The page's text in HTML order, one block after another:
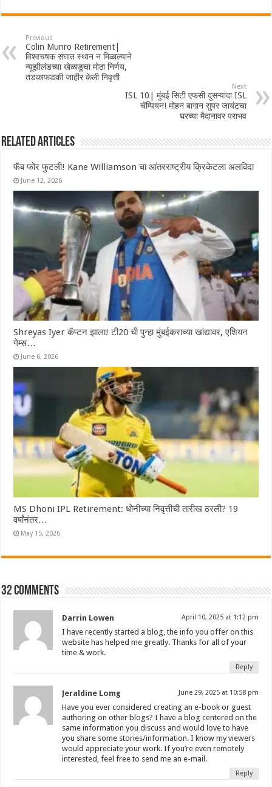
Previous
Colin Munro Retirement|
विश्वचषक संघात स्थान न मिळाल्याने
न्यूझीलंडच्या खेळाडूचा मोठा निर्णय,
तडकाफडकी जाहीर केली निवृत्ती
Next
ISL 10| मुंबई सिटी एफसी दुसऱ्यांदा ISL
चॅम्पियन! मोहन बागान सुपर जायंटचा
घरच्या मैदानावर पराभव
Related Articles
फॅब फोर फुटली! Kane Williamson चा आंतरराष्ट्रीय क्रिकेटला अलविदा
June 12, 2026
Shreyas Iyer कॅप्टन झाला! टी20 ची पुन्हा मुंबईकराच्या खांद्यावर, एशियन
गेम्स…
June 6, 2026
MS Dhoni IPL Retirement: धोनीच्या निवृत्तीची तारीख ठरली? 19
वर्षांनंतर…
May 15, 2026
32 comments
Darrin Lowen April 10, 2025 at 1:12 pm
I have recently started a blog, the info you offer on this
website has helped me greatly. Thanks for all of your
time & work.
Reply
Jeraldine Lomg June 29, 2025 at 10:58 pm
Have you ever considered creating an e-book or guest
authoring on other blogs? I have a blog centered on the
same information you discuss and would love to have
you share some stories/information. I know my viewers
would appreciate your work. If you’re even remotely
interested, feel free to send me an e-mail.
Reply